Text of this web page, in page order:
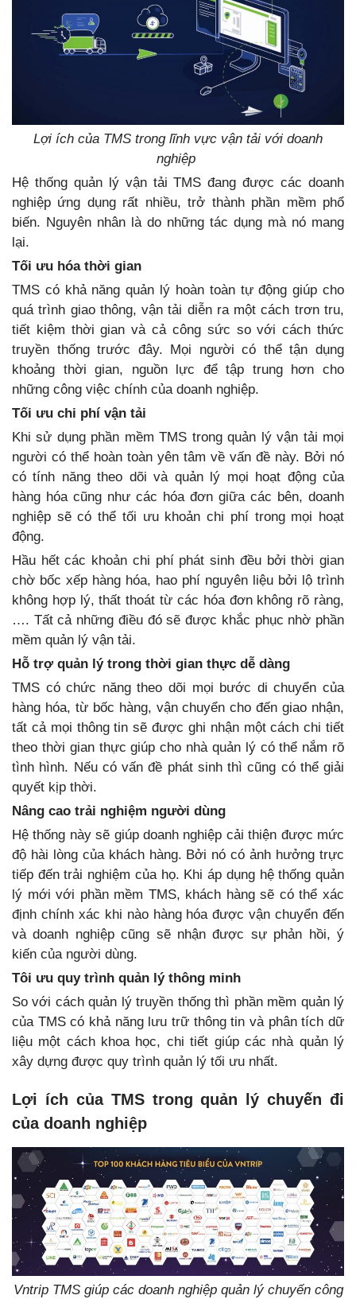
Lợi ích của TMS trong lĩnh vực vận tải với doanh
nghiệp
Hệ thống quản lý vận tải TMS đang được các doanh
nghiệp ứng dụng rất nhiều, trở thành phần mềm phổ
biến. Nguyên nhân là do những tác dụng mà nó mang
lại.
Tối ưu hóa thời gian
TMS có khả năng quản lý hoàn toàn tự động giúp cho
quá trình giao thông, vận tải diễn ra một cách trơn tru,
tiết kiệm thời gian và cả công sức so với cách thức
truyền thống trước đây. Mọi người có thể tận dụng
khoảng thời gian, nguồn lực để tập trung hơn cho
những công việc chính của doanh nghiệp.
Tối ưu chi phí vận tải
Khi sử dụng phần mềm TMS trong quản lý vận tải mọi
người có thể hoàn toàn yên tâm về vấn đề này. Bởi nó
có tính năng theo dõi và quản lý mọi hoạt động của
hàng hóa cũng như các hóa đơn giữa các bên, doanh
nghiệp sẽ có thể tối ưu khoản chi phí trong mọi hoạt
động.
Hầu hết các khoản chi phí phát sinh đều bởi thời gian
chờ bốc xếp hàng hóa, hao phí nguyên liệu bởi lộ trình
không hợp lý, thất thoát từ các hóa đơn không rõ ràng,
…. Tất cả những điều đó sẽ được khắc phục nhờ phần
mềm quản lý vận tải.
Hỗ trợ quản lý trong thời gian thực dễ dàng
TMS có chức năng theo dõi mọi bước di chuyển của
hàng hóa, từ bốc hàng, vận chuyển cho đến giao nhận,
tất cả mọi thông tin sẽ được ghi nhận một cách chi tiết
theo thời gian thực giúp cho nhà quản lý có thể nắm rõ
tình hình. Nếu có vấn đề phát sinh thì cũng có thể giải
quyết kịp thời.
Nâng cao trải nghiệm người dùng
Hệ thống này sẽ giúp doanh nghiệp cải thiện được mức
độ hài lòng của khách hàng. Bởi nó có ảnh hưởng trực
tiếp đến trải nghiệm của họ. Khi áp dụng hệ thống quản
lý mới với phần mềm TMS, khách hàng sẽ có thể xác
định chính xác khi nào hàng hóa được vận chuyển đến
và doanh nghiệp cũng sẽ nhận được sự phản hồi, ý
kiến của người dùng.
Tôi ưu quy trình quản lý thông minh
So với cách quản lý truyền thống thì phần mềm quản lý
của TMS có khả năng lưu trữ thông tin và phân tích dữ
liệu một cách khoa học, chi tiết giúp các nhà quản lý
xây dựng được quy trình quản lý tối ưu nhất.
Lợi ích của TMS trong quản lý chuyến đi
của doanh nghiệp
Vntrip TMS giúp các doanh nghiệp quản lý chuyến công